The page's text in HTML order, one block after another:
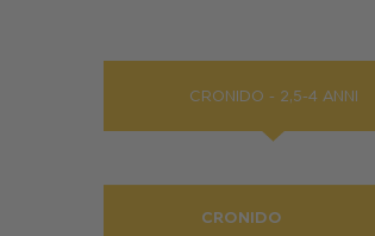
CRONIDO - 2,5-4 ANNI
CRONIDO